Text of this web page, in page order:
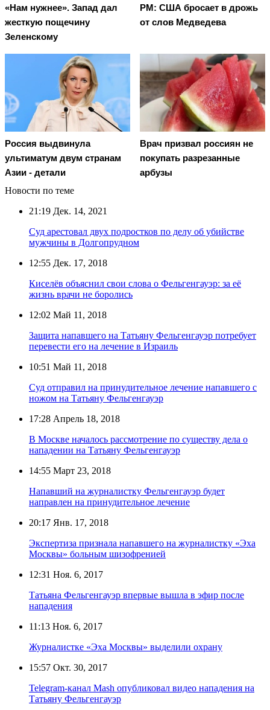
«Нам нужнее». Запад дал
жесткую пощечину
Зеленскому
PM: США бросает в дрожь
от слов Медведева
Россия выдвинула
ультиматум двум странам
Азии - детали
Врач призвал россиян не
покупать разрезанные
арбузы
Новости по теме
21:19 Дек. 14, 2021
Суд арестовал двух подростков по делу об убийстве
мужчины в Долгопрудном
12:55 Дек. 17, 2018
Киселёв объяснил свои слова о Фельгенгауэр: за её
жизнь врачи не боролись
12:02 Май 11, 2018
Защита напавшего на Татьяну Фельгенгауэр потребует
перевести его на лечение в Израиль
10:51 Май 11, 2018
Суд отправил на принудительное лечение напавшего с
ножом на Татьяну Фельгенгауэр
17:28 Апрель 18, 2018
В Москве началось рассмотрение по существу дела о
нападении на Татьяну Фельгенгауэр
14:55 Март 23, 2018
Напавший на журналистку Фельгенгауэр будет
направлен на принудительное лечение
20:17 Янв. 17, 2018
Экспертиза признала напавшего на журналистку «Эха
Москвы» больным шизофренией
12:31 Ноя. 6, 2017
Татьяна Фельгенгауэр впервые вышла в эфир после
нападения
11:13 Ноя. 6, 2017
Журналистке «Эха Москвы» выделили охрану
15:57 Окт. 30, 2017
Telegram-канал Mash опубликовал видео нападения на
Татьяну Фельгенгауэр